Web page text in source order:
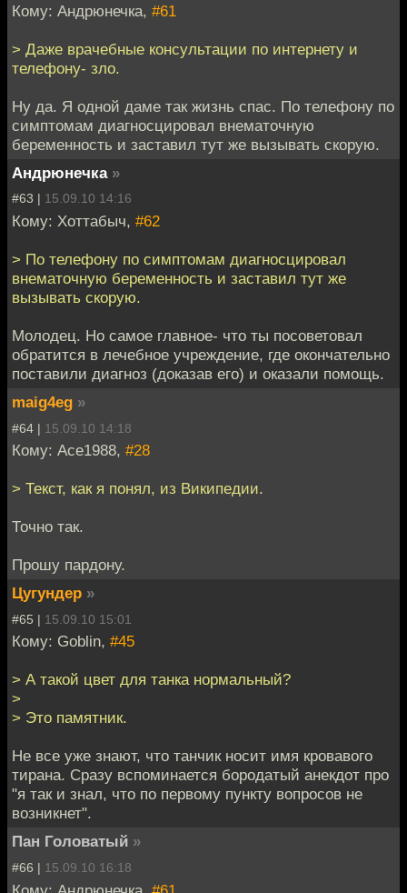
Кому: Андрюнечка, #61
> Даже врачебные консультации по интернету и
телефону- зло.
Ну да. Я одной даме так жизнь спас. По телефону по
симптомам диагносцировал внематочную
беременность и заставил тут же вызывать скорую.
Андрюнечка »
#63 | 15.09.10 14:16
Кому: Хоттабыч, #62
> По телефону по симптомам диагносцировал
внематочную беременность и заставил тут же
вызывать скорую.
Молодец. Но самое главное- что ты посоветовал
обратится в лечебное учреждение, где окончательно
поставили диагноз (доказав его) и оказали помощь.
maig4eg »
#64 | 15.09.10 14:18
Кому: Ace1988, #28
> Текст, как я понял, из Википедии.
Точно так.
Прошу пардону.
Цугундер »
#65 | 15.09.10 15:01
Кому: Goblin, #45
> А такой цвет для танка нормальный?
>
> Это памятник.
Не все уже знают, что танчик носит имя кровавого
тирана. Сразу вспоминается бородатый анекдот про
"я так и знал, что по первому пункту вопросов не
возникнет".
Пан Головатый »
#66 | 15.09.10 16:18